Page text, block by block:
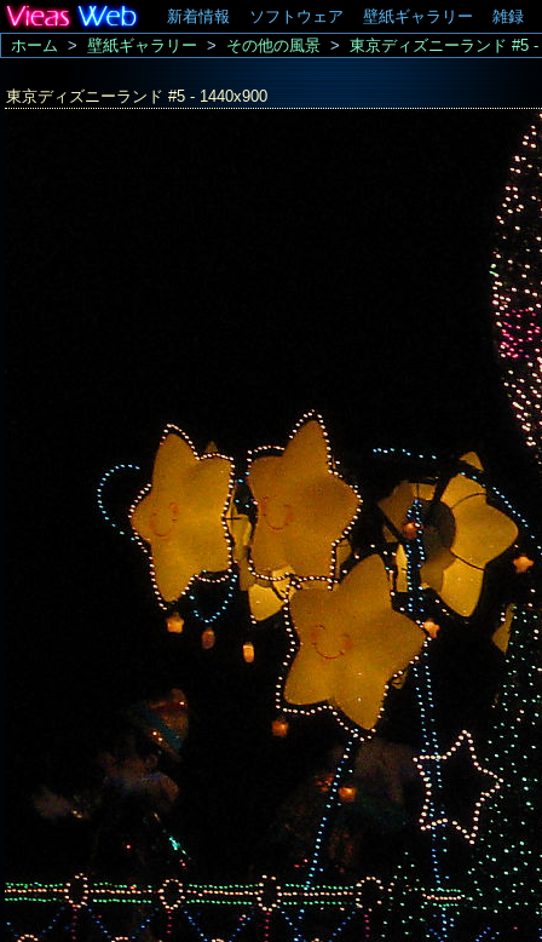
新着情報 ソフトウェア 壁紙ギャラリー 雑録
東京ディズニーランド #5 - 1440x900
ホーム > 壁紙ギャラリー > その他の風景 > 東京ディズニーランド #5